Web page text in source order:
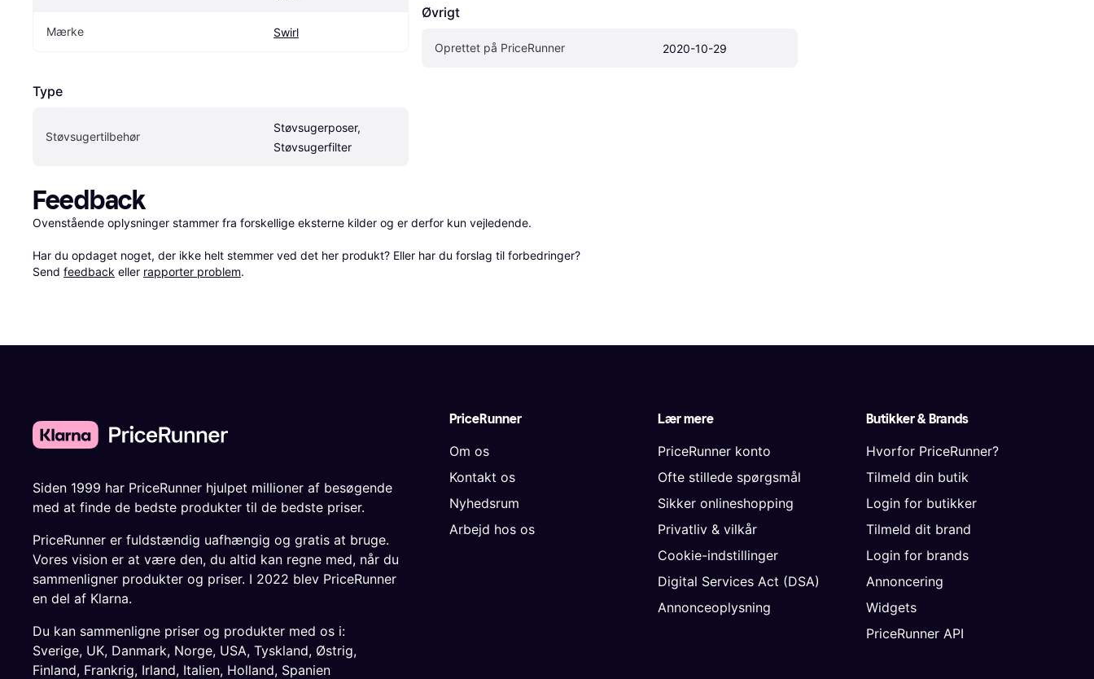
Mærke Swirl
Type
Støvsugertilbehør
Støvsugerposer,
Støvsugerfilter
Øvrigt
Oprettet på PriceRunner 2020-10-29
Feedback
Ovenstående oplysninger stammer fra forskellige eksterne kilder og er derfor kun vejledende.
Har du opdaget noget, der ikke helt stemmer ved det her produkt? Eller har du forslag til forbedringer?
Send feedback eller rapporter problem.
PriceRunner
Om os
Kontakt os
Nyhedsrum
Arbejd hos os
Lær mere
PriceRunner konto
Ofte stillede spørgsmål
Sikker onlineshopping
Privatliv & vilkår
Cookie-indstillinger
Digital Services Act (DSA)
Annonceoplysning
Butikker & Brands
Hvorfor PriceRunner?
Tilmeld din butik
Login for butikker
Tilmeld dit brand
Login for brands
Annoncering
Widgets
PriceRunner API
Siden 1999 har PriceRunner hjulpet millioner af besøgende
med at finde de bedste produkter til de bedste priser.
PriceRunner er fuldstændig uafhængig og gratis at bruge.
Vores vision er at være den, du altid kan regne med, når du
sammenligner produkter og priser. I 2022 blev PriceRunner
en del af Klarna.
Du kan sammenligne priser og produkter med os i:
Sverige, UK, Danmark, Norge, USA, Tyskland, Østrig,
Finland, Frankrig, Irland, Italien, Holland, Spanien